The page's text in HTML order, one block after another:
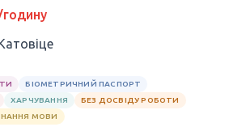
годину
БІОМЕТРИЧНИЙ ПАСПОРТ
ХАРЧУВАННЯ
БЕЗ ДОСВІДУ РОБОТИ
МОВИ